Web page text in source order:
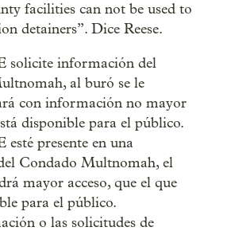
facilities can not be used to
detainers”. Dice Reese.
solicite información del
al buró se le
con información no mayor
disponible para el público.
esté presente en una
Condado Multnomah, el
mayor acceso, que el que
para el público.
o las solicitudes de